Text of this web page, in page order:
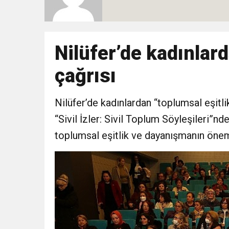
10:02 Gelecek Partisi İzmir
8:35 Anneler Günü’nde
14:11 Buca’da Ruhsatı
18:28 Eğitim Camiasının
Nilüfer’de
çağrısı
Nilüfer’de kadınlardan “toplumsal
“Sivil İzler: Sivil Toplum
toplumsal eşitlik ve dayanışmanın